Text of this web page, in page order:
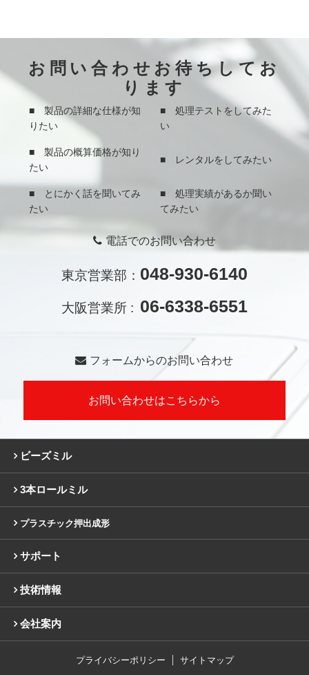
お問い合わせお待ちしてお
ります
■ 製品の詳細な仕様が知
りたい
■ 処理テストをしてみた
い
■ 製品の概算価格が知り
たい
■ レンタルをしてみたい
■ とにかく話を聞いてみ
たい
■ 処理実績があるか聞い
てみたい
電話でのお問い合わせ
東京営業部： 048-930-6140
大阪営業所 : 06-6338-6551
フォームからのお問い合わせ
お問い合わせはこちらから
ビーズミル
3本ロールミル
プラスチック押出成形
サポート
技術情報
会社案内
プライバシーポリシー サイトマップ